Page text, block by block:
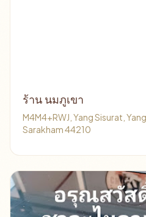
ร้าน นมภูเขา
M4M4+RWJ, Yang Sisurat,
Sarakham 44210